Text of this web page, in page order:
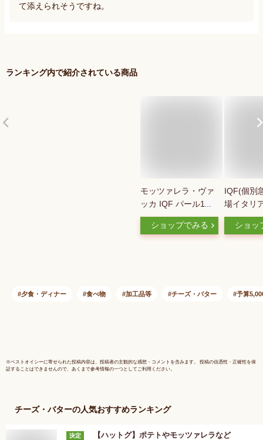
て添えられそうですね。
ランキング内で紹介されている商品
モッツァレラ・ヴァ
ッカ IQF パール1kg
9291(個別急速冷凍
チーズ モッツアレラ
ショップでみる
IQF(個別
場イタリ
アレラチ
ダル
ショッ
夕食・ディナー 食べ物 加工品等 チーズ・バター 予算
※ベストオイシーに寄せられた投稿内容は、投稿者の主観的な感想・コメントを含みます。 投稿の信憑性・正確性を保
証することはできませんので、あくまで参考情報の一つとしてご利用ください。
チーズ・バターの人気おすすめランキング
決定
【ハットグ】ポテトやモッツァレラなど